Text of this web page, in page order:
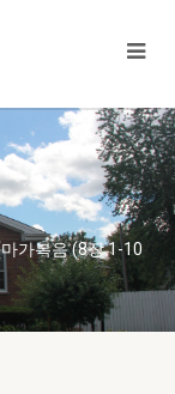
가복음 (8장 1-10